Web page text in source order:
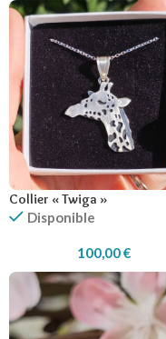
Collier « Twiga »
Disponible
100,00€